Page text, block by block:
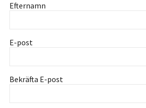
Efternamn
E-post
Bekräfta E-post